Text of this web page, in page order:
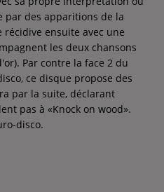
par des apparitions de la
ensuite avec une
les deux chansons
Par contre la face 2 du
ce disque propose des
par la suite, déclarant
pas à «Knock on wood».
disco.